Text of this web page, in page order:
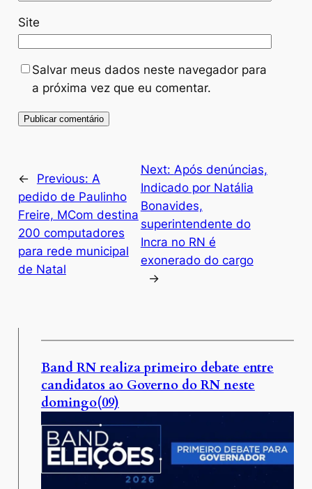
Site
Salvar meus dados neste navegador para
a próxima vez que eu comentar.
← Previous: A
pedido de Paulinho
Freire, MCom destina
200 computadores
para rede municipal
de Natal
Next: Após denúncias,
Indicado por Natália
Bonavides,
superintendente do
Incra no RN é
exonerado do cargo
→
Band RN realiza primeiro debate entre
candidatos ao Governo do RN neste
domingo(09)